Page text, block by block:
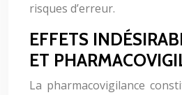
risques d’erreur.
EFFETS
ET
La pharmacovigilance